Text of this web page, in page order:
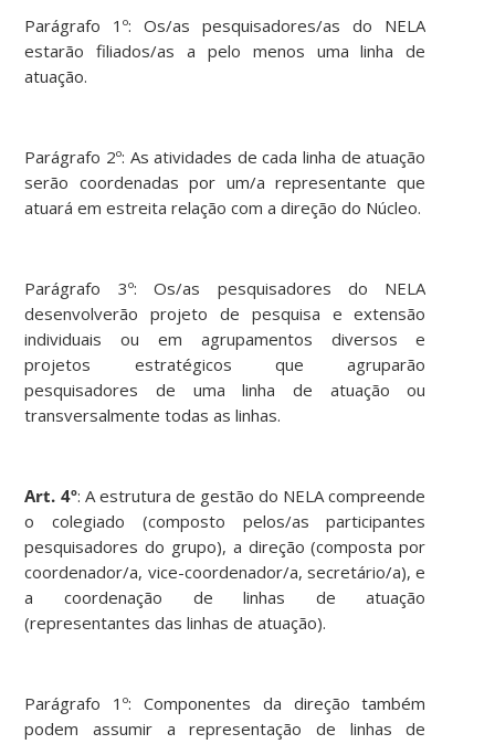
Parágrafo 1º: Os/as pesquisadores/as do NELA
estarão filiados/as a pelo menos uma linha de
atuação.
Parágrafo 2º: As atividades de cada linha de atuação
serão coordenadas por um/a representante que
atuará em estreita relação com a direção do Núcleo.
Parágrafo 3º: Os/as pesquisadores do NELA
desenvolverão projeto de pesquisa e extensão
individuais ou em agrupamentos diversos e
projetos estratégicos que agruparão
pesquisadores de uma linha de atuação ou
transversalmente todas as linhas.
Art. 4º: A estrutura de gestão do NELA compreende
o colegiado (composto pelos/as participantes
pesquisadores do grupo), a direção (composta por
coordenador/a, vice-coordenador/a, secretário/a), e
a coordenação de linhas de atuação
(representantes das linhas de atuação).
Parágrafo 1º: Componentes da direção também
podem assumir a representação de linhas de